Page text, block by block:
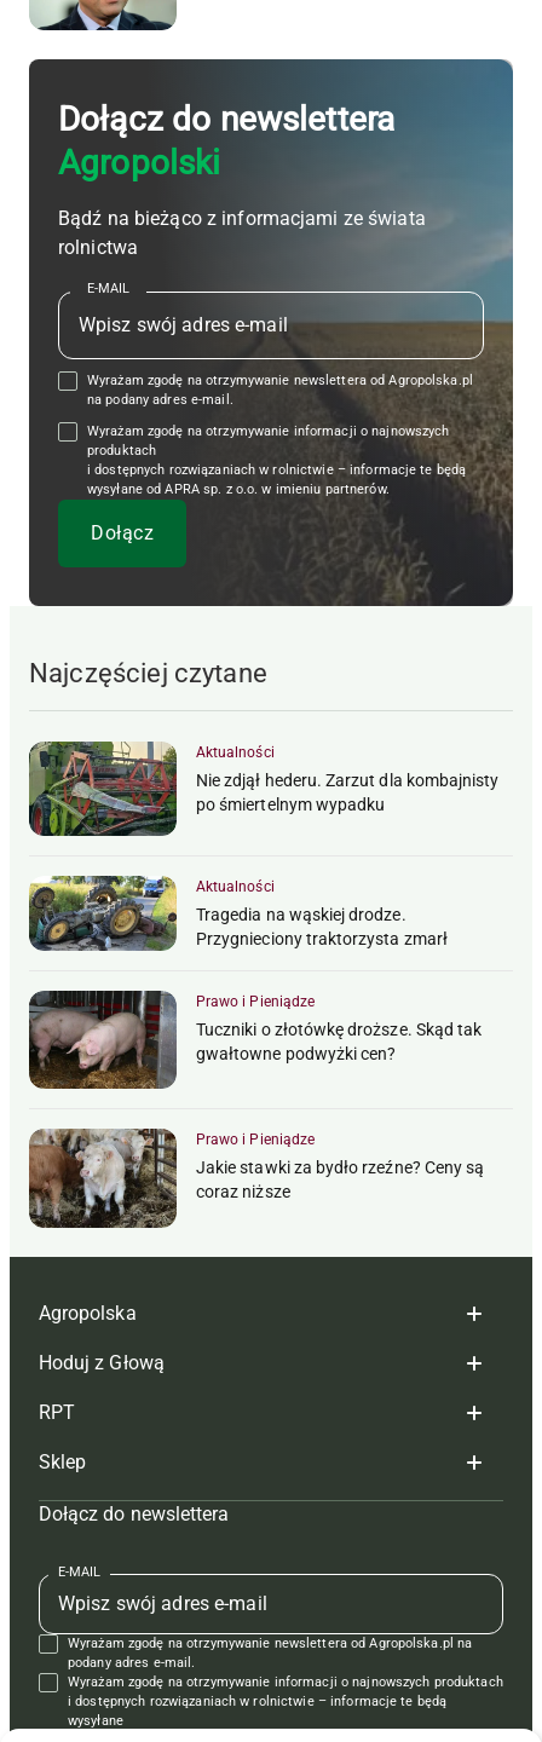
Dołącz do newslettera
Agropolski
Bądź na bieżąco z informacjami ze świata
rolnictwa
E-MAIL
Wyrażam zgodę na otrzymywanie newslettera od Agropolska.pl
na podany adres e-mail.
Wyrażam zgodę na otrzymywanie informacji o najnowszych
produktach
i dostępnych rozwiązaniach w rolnictwie – informacje te będą
wysyłane od APRA sp. z o.o. w imieniu partnerów.
Najczęściej czytane
Aktualności
Nie zdjął hederu. Zarzut dla kombajnisty
po śmiertelnym wypadku
Aktualności
Tragedia na wąskiej drodze.
Przygnieciony traktorzysta zmarł
Prawo i Pieniądze
Tuczniki o złotówkę droższe. Skąd tak
gwałtowne podwyżki cen?
Prawo i Pieniądze
Jakie stawki za bydło rzeźne? Ceny są
coraz niższe
Agropolska
Redakcja
Reklama
Tagi
Mapa serwisu
Kontakt
Regulamin
Polityka prywatności
Hoduj z Głową
Hoduj z głową bydło
Hoduj z głową świnie
Prenumerata
Redakcja
Kontakt
Reklama
RPT
Redakcja
Prenumerata
Reklama
Kontakt
Krzyżówki
Sklep
Czasopisma i prenumerata
Książki
Regulamin
Dołącz do newslettera
E-MAIL
Wyrażam zgodę na otrzymywanie newslettera od Agropolska.pl na
podany adres e-mail.
Wyrażam zgodę na otrzymywanie informacji o najnowszych produktach
i dostępnych rozwiązaniach w rolnictwie – informacje te będą
wysyłane